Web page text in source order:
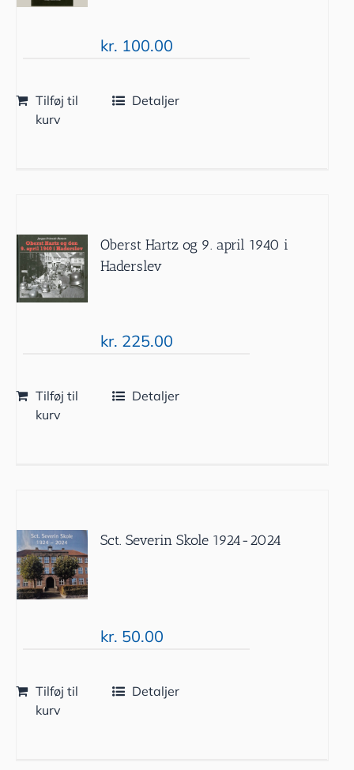
kr. 100.00
Tilføj til
kurv
Detaljer
Oberst Hartz og 9. april 1940 i
Haderslev
kr. 225.00
Tilføj til
kurv
Detaljer
Sct. Severin Skole 1924-2024
kr. 50.00
Tilføj til
kurv
Detaljer